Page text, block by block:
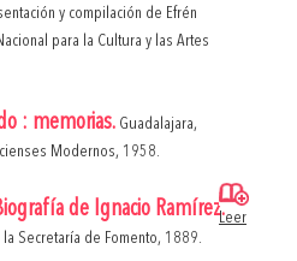
y compilación de Efrén
para la Cultura y las Artes
: memorias. Guadalajara,
Modernos, 1958.
de Ignacio Ramírez.
la Secretaría de Fomento, 1889.
Leer